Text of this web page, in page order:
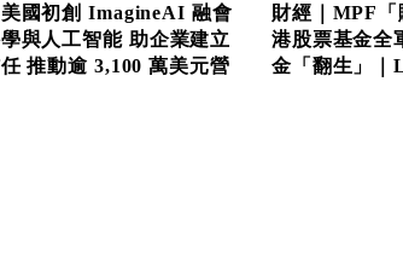
國初創 ImagineAI 融會
與人工智能 助企業建立
推動逾 3,100 萬美元營
財經｜MPF「
港股票基金全
金「翻生」｜